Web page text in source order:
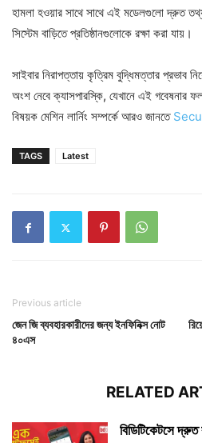
হামলা হওয়ার সাথে সাথে এই মডেলগুলো দ্রুত
সিস্টেম বাড়িতে প্রতিষ্ঠানগুলোকে রক্ষা করা যায়।
সাইবার নিরাপত্তায় কৃত্রিম বুদ্ধিমত্তার প্রভাব
অংশ নেবে ক্যাসপারস্কি, যেখানে এই গবেষনার
বিষয়ক মেশিন লার্নিং সম্পর্কে আরও জানতে
TAGS Latest
Previous article
জেন জি ব্যবহারকারীদের জন্য ইনফিনিক্স নোট
৪০এস
RELATED
বিডিটিকেটসে দ্রুত